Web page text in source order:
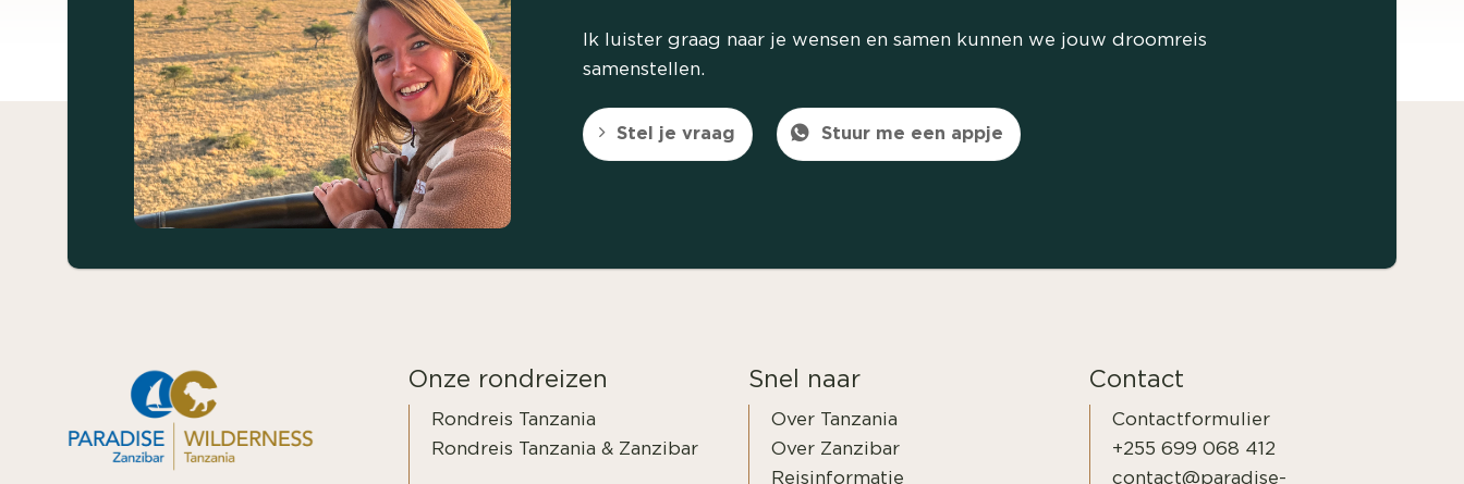
Ik luister graag naar je wensen en samen kunnen we jouw droomreis
samenstellen.
Stel je vraag Stuur me een appje
Onze rondreizen
Rondreis Tanzania
Rondreis Tanzania & Zanzibar
Snel naar
Over Tanzania
Over Zanzibar
Reisinformatie
Contact
Contactformulier
+255 699 068 412
contact@paradise-